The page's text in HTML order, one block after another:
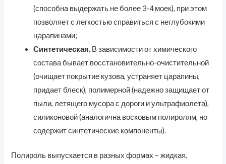
(способна выдержать не более 3-4 моек), при этом
позволяет с легкостью справиться с неглубокими
царапинами;
Синтетическая. В зависимости от химического
состава бывает восстановительно-очистительной
(очищает покрытие кузова, устраняет царапины,
придает блеск), полимерной (надежно защищает от
пыли, летящего мусора с дороги и ультрафиолета),
силиконовой (аналогична восковым полиролям, но
содержит синтетические компоненты).
Полироль выпускается в разных формах – жидкая,